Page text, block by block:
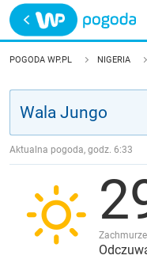
Trwa ładowanie
POLSKA
JAKOŚĆ POWIETRZA
POGODA WP.PL NIGERIA
Aktualna pogoda, godz. 6:33